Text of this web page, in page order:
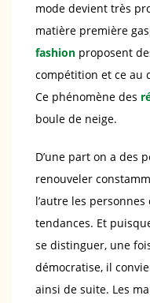
mode devient très
matière première
fashion proposent
compétition et ce au
Ce phénomène des
boule de neige.
D’une part on a des
renouveler
l’autre les
tendances. Et
se distinguer, une
démocratise, il
ainsi de suite. Les